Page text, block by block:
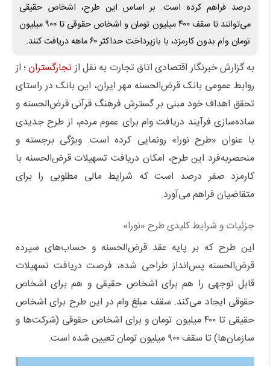
درصد فراهم کرده است. بر اساس این طرح، اشخاص حقیقی
می‌توانند تا سقف ۴۰۰ میلیون تومان و اشخاص حقوقی تا ۹۰۰ میلیون
تومان وام بدون کارمزد، با بازپرداخت حداکثر ۶۰ ماهه دریافت کنند.
به گزارش خبرنگار اقتصادی اتاق تجارت به نقل ازتجارگستران؛ از
روابط عمومی بانک قرض‌الحسنه مهر ایران، این بانک در راستای
تحقق اهداف خود مبنی بر گسترش فرهنگ قرآنی قرض‌الحسنه و
ساده‌سازی فرآیند دریافت وام برای عموم مردم، از طرح جدیدی
با عنوان «طرح نورا» رونمایی کرده است. ویژگی برجسته و
منحصربه‌فرد این طرح، امکان دریافت تسهیلات قرض‌الحسنه با
کارمزد صفر درصد است که شرایط مالی مطلوبی را برای
متقاضیان فراهم می‌آورد.
جزئیات و شرایط کلیدی طرح «نورا»
این طرح که بر پایه عقد قرض‌الحسنه و حساب‌های سپرده
قرض‌الحسنه پس‌انداز طراحی شده، فرصت دریافت تسهیلات
قابل توجهی را هم برای اشخاص حقیقی و هم برای اشخاص
حقوقی ایجاد می‌کند. سقف مبلغ وام در این طرح برای اشخاص
حقیقی تا ۴۰۰ میلیون تومان و برای اشخاص حقوقی (شرکت‌ها و
سازمان‌ها) تا سقف ۹۰۰ میلیون تومان تعیین شده است.